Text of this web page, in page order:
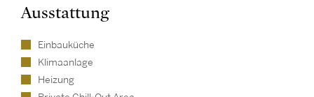
Ausstattung
Einbauküche
Klimaanlage
Heizung